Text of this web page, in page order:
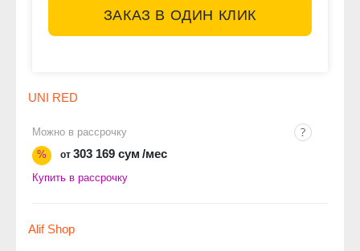
ЗАКАЗ В ОДИН КЛИК
UNI RED
Можно в рассрочку
%
от 303 169 сум /мес
Купить в рассрочку
Alif Shop